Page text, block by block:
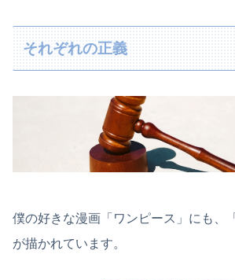
それぞれの正義
僕の好きな漫画「ワンピース」にも、「
が描かれています。